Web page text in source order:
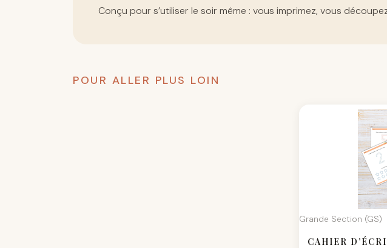
Conçu pour s’utiliser le soir même : vous imprimez, vous
POUR ALLER PLUS LOIN
Grande Section (GS)
CAHIER